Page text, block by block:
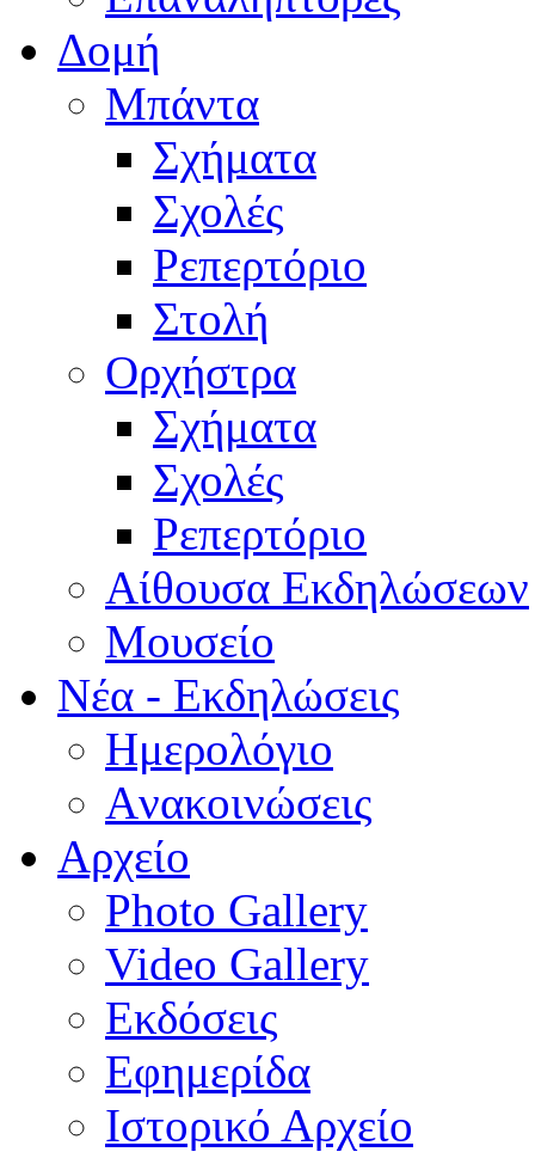
Δομή
Μπάντα
Σχήματα
Σχολές
Ρεπερτόριο
Στολή
Ορχήστρα
Σχήματα
Σχολές
Ρεπερτόριο
Aίθουσα Εκδηλώσεων
Μουσείο
Νέα - Εκδηλώσεις
Ημερολόγιο
Aνακοινώσεις
Αρχείο
Photo Gallery
Video Gallery
Εκδόσεις
Εφημερίδα
Ιστορικό Αρχείο